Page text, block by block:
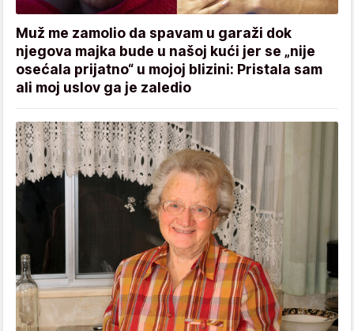
Muž me zamolio da spavam u garaži dok
njegova majka bude u našoj kući jer se „nije
osećala prijatno“ u mojoj blizini: Pristala sam
ali moj uslov ga je zaledio